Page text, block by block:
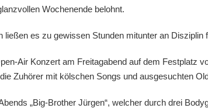
Wochenende belohnt.
ließen es zu gewissen Stunden mitunter an Disziplin
Air Konzert am Freitagabend auf dem Festplatz
Zuhörer mit kölschen Songs und ausgesuchten
„Big-Brother Jürgen“, welcher durch drei